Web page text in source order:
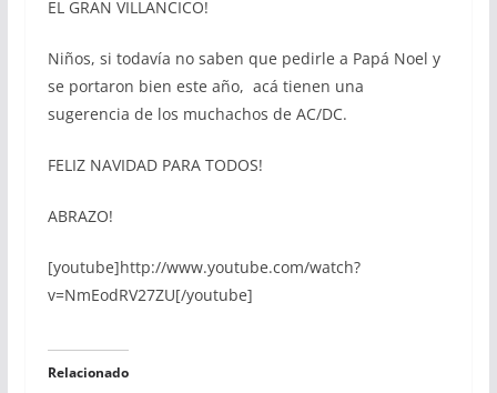
EL GRAN VILLANCICO!
Niños, si todavía no saben que pedirle a Papá Noel y
se portaron bien este año, acá tienen una
sugerencia de los muchachos de AC/DC.
FELIZ NAVIDAD PARA TODOS!
ABRAZO!
[youtube]http://www.youtube.com/watch?
v=NmEodRV27ZU[/youtube]
Relacionado